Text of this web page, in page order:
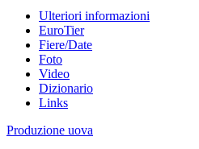
Ulteriori informazioni
EuroTier
Fiere/Date
Foto
Video
Dizionario
Links
Produzione uova